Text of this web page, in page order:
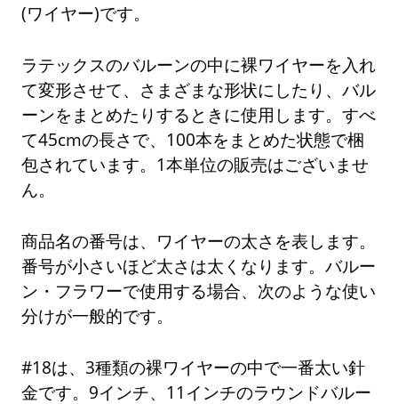
(ワイヤー)です。
ラテックスのバルーンの中に裸ワイヤーを入れ
て変形させて、さまざまな形状にしたり、バル
ーンをまとめたりするときに使用します。すべ
て45cmの長さで、100本をまとめた状態で梱
包されています。1本単位の販売はございませ
ん。
商品名の番号は、ワイヤーの太さを表します。
番号が小さいほど太さは太くなります。バルー
ン・フラワーで使用する場合、次のような使い
分けが一般的です。
#18は、3種類の裸ワイヤーの中で一番太い針
金です。9インチ、11インチのラウンドバルー